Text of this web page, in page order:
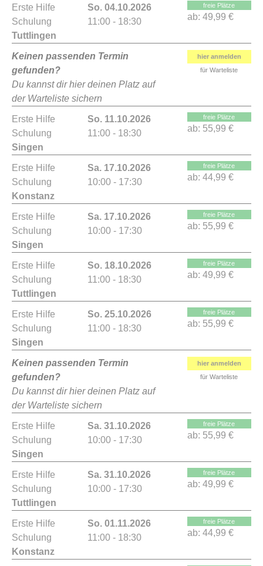
Erste Hilfe
Schulung
Tuttlingen
So. 04.10.2026
11:00 - 18:30
freie Plätze
ab: 49,99 €
Keinen passenden Termin
gefunden?
Du kannst dir hier deinen Platz auf
der Warteliste sichern
hier anmelden
für Warteliste
Erste Hilfe
Schulung
Singen
So. 11.10.2026
11:00 - 18:30
freie Plätze
ab: 55,99 €
Erste Hilfe
Schulung
Konstanz
Sa. 17.10.2026
10:00 - 17:30
freie Plätze
ab: 44,99 €
Erste Hilfe
Schulung
Singen
Sa. 17.10.2026
10:00 - 17:30
freie Plätze
ab: 55,99 €
Erste Hilfe
Schulung
Tuttlingen
So. 18.10.2026
11:00 - 18:30
freie Plätze
ab: 49,99 €
Erste Hilfe
Schulung
Singen
So. 25.10.2026
11:00 - 18:30
freie Plätze
ab: 55,99 €
Keinen passenden Termin
gefunden?
Du kannst dir hier deinen Platz auf
der Warteliste sichern
hier anmelden
für Warteliste
Erste Hilfe
Schulung
Singen
Sa. 31.10.2026
10:00 - 17:30
freie Plätze
ab: 55,99 €
Erste Hilfe
Schulung
Tuttlingen
Sa. 31.10.2026
10:00 - 17:30
freie Plätze
ab: 49,99 €
Erste Hilfe
Schulung
Konstanz
So. 01.11.2026
11:00 - 18:30
freie Plätze
ab: 44,99 €